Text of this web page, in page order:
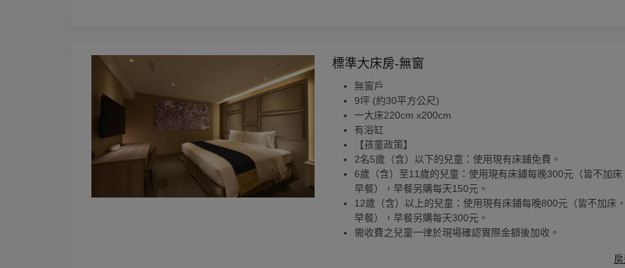
標準大床房-無窗
無窗戶
9坪 (約30平方公尺)
一大床220cm x200cm
有浴缸
【孩童政策】
2名5歲（含）以下的兒童：使用現有床鋪免費。
6歲（含）至11歲的兒童：使用現有床鋪每晚300元（皆不加床
早餐），早餐另購每天150元。
12歲（含）以上的兒童：使用現有床鋪每晚800元（皆不加床
早餐），早餐另購每天300元。
需收費之兒童一律於現場確認實際金額後加收。